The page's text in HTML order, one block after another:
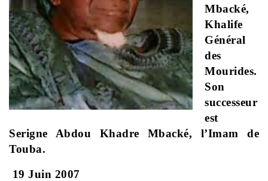
Mbacké,
Khalife
Général
des
Mourides.
Son
successeur
est
Serigne Abdou Khadre Mbacké, l’Imam de
Touba.
19 Juin 2007